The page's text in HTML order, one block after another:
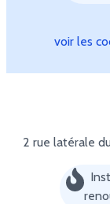
voir les
2 rue latérale